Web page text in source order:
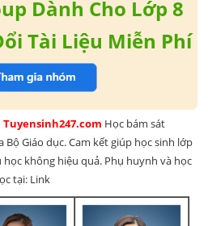
Dành Cho Lớp 8
Tài Liệu Miễn Phí
Học bám sát
Giáo dục. Cam kết giúp học sinh lớp
không hiệu quả. Phụ huynh và học
tại: Link